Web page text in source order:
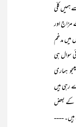
ہمیں کلّی
اور
میں مدغم
سوال ہی
ہماری
رہی ہیں
کے بعض
----